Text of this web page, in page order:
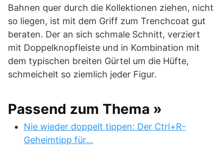
Bahnen quer durch die Kollektionen ziehen, nicht
so liegen, ist mit dem Griff zum Trenchcoat gut
beraten. Der an sich schmale Schnitt, verziert
mit Doppelknopfleiste und in Kombination mit
dem typischen breiten Gürtel um die Hüfte,
schmeichelt so ziemlich jeder Figur.
Passend zum Thema »
Nie wieder doppelt tippen: Der Ctrl+R-
Geheimtipp für…